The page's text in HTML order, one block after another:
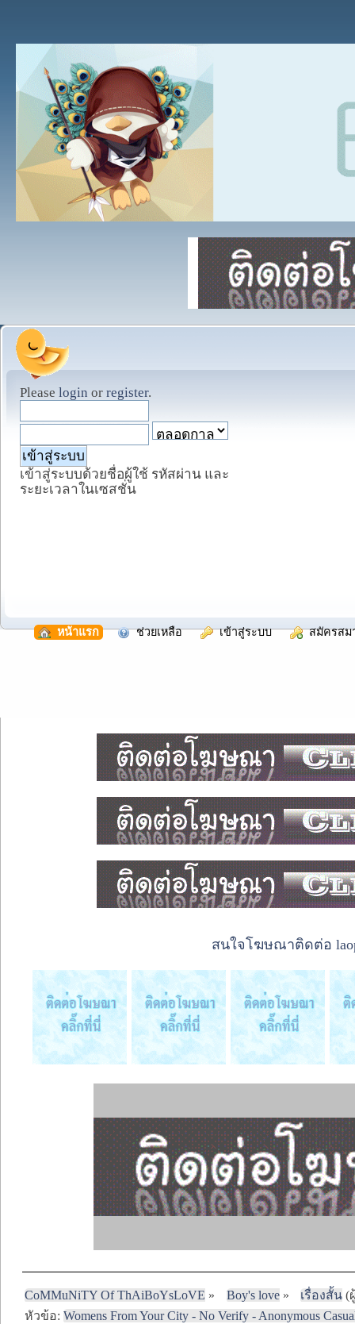
Please login or register.
เข้าสู่ระบบด้วยชื่อผู้ใช้ รหัสผ่าน และ
ระยะเวลาในเซสชั่น
หน้าแรก ช่วยเหลือ เข้าสู่ระบบ สมัครสม
สนใจโฆษณาติดต่อ
CoMMuNiTY Of ThAiBoYsLoVE » Boy's love» เรื่องสั้น(
หัวข้อ:Womens From Your City - No Verify - Anonymous